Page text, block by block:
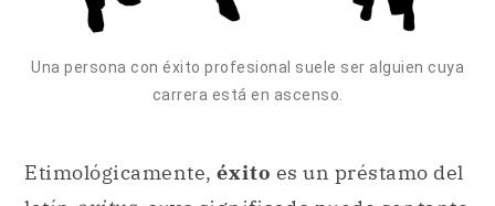
Una persona con éxito profesional suele ser alguien cuya
carrera está en ascenso.
Etimológicamente, éxito es un préstamo del